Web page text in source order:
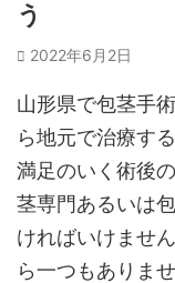
う
2022年6月2日
山形県で包茎手
ら地元で治療す
満足のいく術後
茎専門あるいは
ければいけませ
ら一つもありませ